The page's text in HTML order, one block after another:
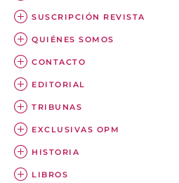
SUSCRIPCIÓN REVISTA
QUIÉNES SOMOS
CONTACTO
EDITORIAL
TRIBUNAS
EXCLUSIVAS OPM
HISTORIA
LIBROS